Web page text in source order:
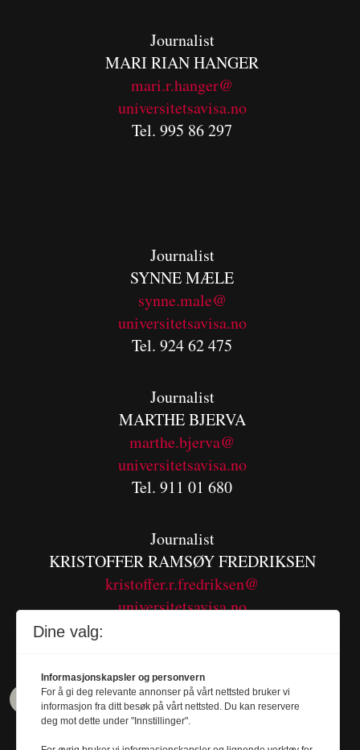
Journalist
MARI RIAN HANGER
mari.r.hanger@
universitetsavisa.no
Tel. 995 86 297
Journalist
SYNNE MÆLE
synne.male@
universitetsavisa.no
Tel. 924 62 475
Journalist
MARTHE BJERVA
marthe.bjerva@
universitetsavisa.no
Tel. 911 01 680
Journalist
KRISTOFFER RAMSØY FREDRIKSEN
kristoffer.r.fredriksen@
universitetsavisa.no
Dine valg:
Informasjonskapsler og personvern
For å gi deg relevante annonser på vårt nettsted bruker vi
informasjon fra ditt besøk på vårt nettsted. Du kan reservere
deg mot dette under "Innstillinger".